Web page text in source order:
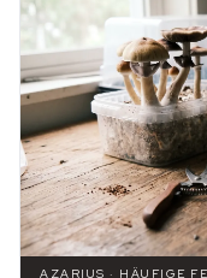
AZARIUS · HÄUFIGE